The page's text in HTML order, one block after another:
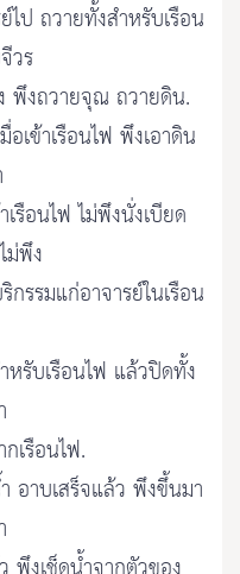
ไป ถวายทั้งสำหรับเรือน
วร
พึงถวายจุณ ถวายดิน.
เข้าเรือนไฟ พึงเอาดิน
รือนไฟ ไม่พึงนั่งเบียด
ม่พึง
รรมแก่อาจารย์ในเรือน
หรับเรือนไฟ แล้วปิดทั้ง
เรือนไฟ.
อาบเสร็จแล้ว พึงขึ้นมา